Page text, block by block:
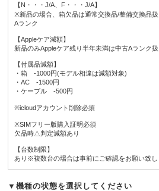
【N・・・J/A、F・・・J/A】
※新品の場合、箱欠品は通常交換品/整備交換品
Aランク
【Appleケア減額】
新品のみAppleケア残り半年未満は中古Aランク扱
【付属品減額】
・箱 -1000円(モデル相違は減額対象)
・AC -1500円
・ケーブル -500円
※icloudアカウント削除必須
※SIMフリー版購入証明必須
欠品時△判定減額あり
【台数制限】
あり※複数台の場合は事前にご確認をお願い致し
▼機種の状態を選択してください